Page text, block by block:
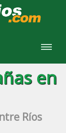
en
Ríos